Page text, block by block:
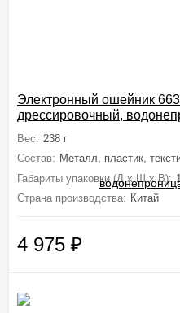
Электронный ошейник
дрессировочный,
Вес: 238 г
Состав: Металл, пластик,
Габариты упаковки (Д х Ш х В):
Страна производства: Китай
4 975 ₽